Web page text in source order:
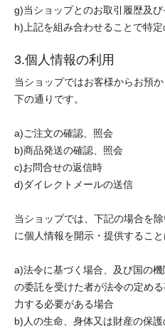
g)当ショップとのお取引履歴及び
h)上記を組み合わせることで特
3.個人情報の利用
当ショップではお客様からお預
下の通りです。
a)ご注文の確認、照会
b)商品発送の確認、照会
c)お問合せの返信時
d)ダイレクトメールの送信
当ショップでは、下記の場合を
に個人情報を開示・提供すること
a)法令に基づく場合、及び国の
の委託を受けた者が法令の定め
力する必要がある場合
b)人の生命、身体又は財産の保